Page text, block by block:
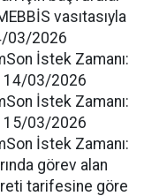
vasıtasıyla
03/2026
İstek Zamanı:
14/03/2026
İstek Zamanı:
15/03/2026
İstek Zamanı:
görev alan
tarifesine göre